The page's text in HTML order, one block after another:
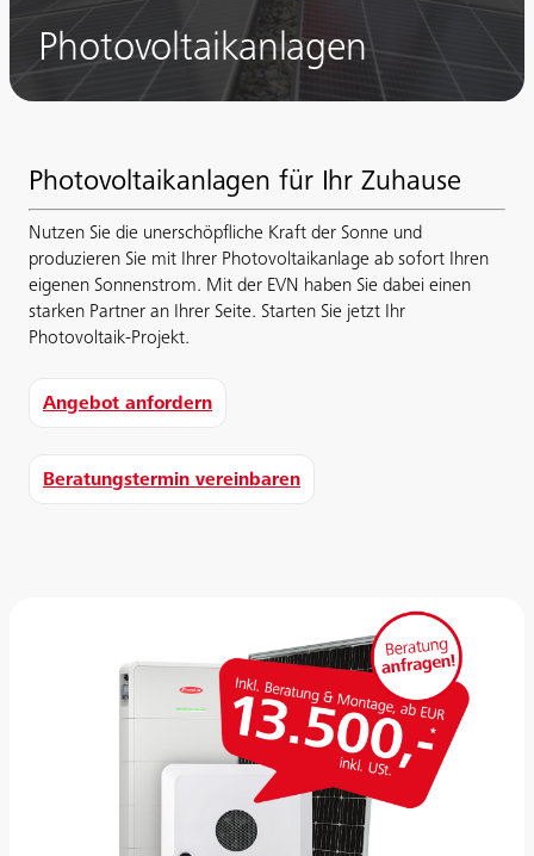
Photovoltaikanlagen
Photovoltaikanlagen für Ihr Zuhause
Nutzen Sie die unerschöpfliche Kraft der Sonne und
produzieren Sie mit Ihrer Photovoltaikanlage ab sofort Ihren
eigenen Sonnenstrom. Mit der EVN haben Sie dabei einen
starken Partner an Ihrer Seite. Starten Sie jetzt Ihr
Photovoltaik-Projekt.
Angebot anfordern
Beratungstermin vereinbaren